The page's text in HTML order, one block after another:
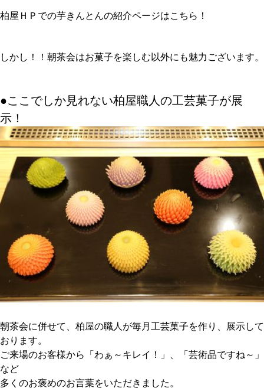
柏屋ＨＰでの芋きんとんの紹介ページはこちら！
しかし！！朝茶会はお菓子を楽しむ以外にも魅力ございます。
●ここでしか見れない柏屋職人の工芸菓子が展
示！
朝茶会に併せて、柏屋の職人が毎月工芸菓子を作り、展示して
おります。
ご来場のお客様から「わぁ～キレイ！」、「芸術品ですね～」
など
多くのお褒めのお言葉をいただきました。